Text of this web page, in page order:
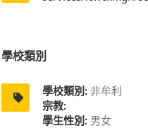
學校類別
學校類別: 非牟利
宗教:
學生性別: 男女